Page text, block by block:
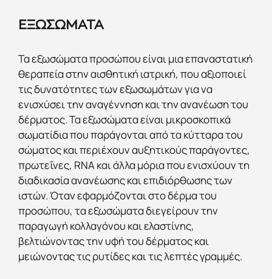
ΕΞΩΣΩΜΑΤΑ
Τα εξωσώματα προσώπου είναι μια επαναστατική
θεραπεία στην αισθητική ιατρική, που αξιοποιεί
τις δυνατότητες των εξωσωμάτων για να
ενισχύσει την αναγέννηση και την ανανέωση του
δέρματος. Τα εξωσώματα είναι μικροσκοπικά
σωματίδια που παράγονται από τα κύτταρα του
σώματος και περιέχουν αυξητικούς παράγοντες,
πρωτεΐνες, RNA και άλλα μόρια που ενισχύουν τη
διαδικασία ανανέωσης και επιδιόρθωσης των
ιστών. Όταν εφαρμόζονται στο δέρμα του
προσώπου, τα εξωσώματα διεγείρουν την
παραγωγή κολλαγόνου και ελαστίνης,
βελτιώνοντας την υφή του δέρματος και
μειώνοντας τις ρυτίδες και τις λεπτές γραμμές.